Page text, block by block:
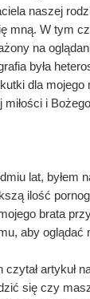
naszej
mną. W tym
na
była
dla mojego
miłości i
lat, byłem
ilość
brata
aby oglądać
czytał artykuł
się czy